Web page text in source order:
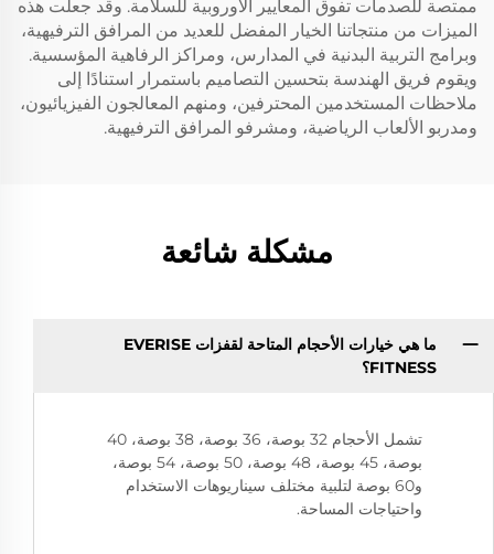
ممتصة للصدمات تفوق المعايير الأوروبية للسلامة. وقد جعلت هذه
الميزات من منتجاتنا الخيار المفضل للعديد من المرافق الترفيهية،
وبرامج التربية البدنية في المدارس، ومراكز الرفاهية المؤسسية.
ويقوم فريق الهندسة بتحسين التصاميم باستمرار استنادًا إلى
ملاحظات المستخدمين المحترفين، ومنهم المعالجون الفيزيائيون،
ومدربو الألعاب الرياضية، ومشرفو المرافق الترفيهية.
مشكلة شائعة
ما هي خيارات الأحجام المتاحة لقفزات EVERISE
FITNESS؟
تشمل الأحجام 32 بوصة، 36 بوصة، 38 بوصة، 40
بوصة، 45 بوصة، 48 بوصة، 50 بوصة، 54 بوصة،
و60 بوصة لتلبية مختلف سيناريوهات الاستخدام
واحتياجات المساحة.